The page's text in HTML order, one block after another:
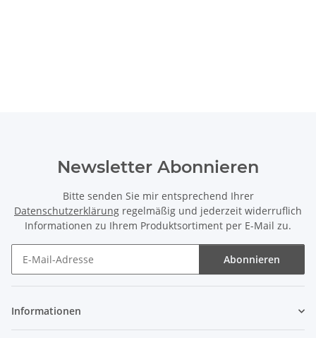
Newsletter Abonnieren
Bitte senden Sie mir entsprechend Ihrer
Datenschutzerklärung regelmäßig und jederzeit widerruflich
Informationen zu Ihrem Produktsortiment per E-Mail zu.
Abonnieren
Informationen